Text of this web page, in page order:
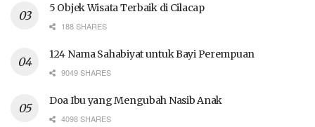
5 Objek Wisata Terbaik di Cilacap
188 SHARES
124 Nama Sahabiyat untuk Bayi Perempuan
9049 SHARES
Doa Ibu yang Mengubah Nasib Anak
4098 SHARES